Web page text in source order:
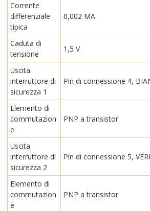
Corrente
differenziale
tipica
0,002 MA
Caduta di
tensione
1,5 V
Uscita
interruttore di
sicurezza 1
Pin di connessione 4,
Elemento di
commutazion
e
PNP a transistor
Uscita
interruttore di
sicurezza 2
Pin di connessione 5,
Elemento di
commutazion
e
PNP a transistor